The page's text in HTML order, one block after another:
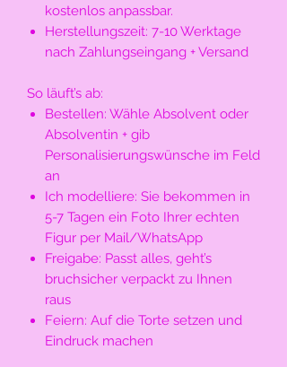
kostenlos anpassbar.
Herstellungszeit: 7-10 Werktage
nach Zahlungseingang + Versand
So läuft’s ab:
Bestellen: Wähle Absolvent oder
Absolventin + gib
Personalisierungswünsche im Feld
an
Ich modelliere: Sie bekommen in
5-7 Tagen ein Foto Ihrer echten
Figur per Mail/WhatsApp
Freigabe: Passt alles, geht’s
bruchsicher verpackt zu Ihnen
raus
Feiern: Auf die Torte setzen und
Eindruck machen